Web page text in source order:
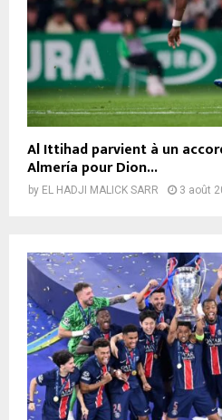
Al Ittihad parvient à un
Almería pour Dion...
by EL HADJI MALICK SARR 3 août